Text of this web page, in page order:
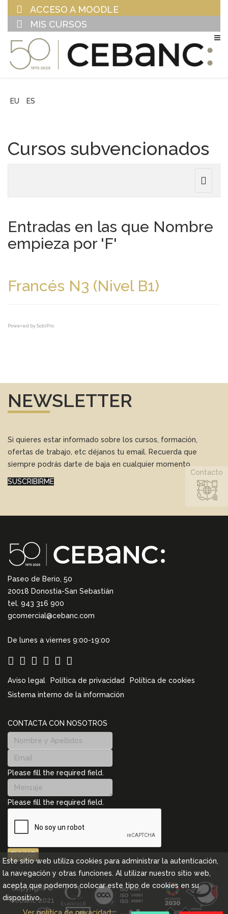
ACCESO A MOODLE
MIS CURSOS
EU ES
Cursos subvencionados
Toggle
Entradas en las que Nombre
empieza por 'F'
Francés N3 (Nivel B1)
Powered by SobiPro
NEWSLETTER
Si quieres estar informado sobre los cursos, formación,
ofertas de trabajo, etc déjanos tu email. Recuerda que
siempre podrás darte de baja en cualquier momento.
SUSCRIBIRME
Paseo de Berio, 50
20018 Donostia-San Sebastián
tel. 943 316 900
gcomercial@cebanc.com
De lunes a viernes 9:00-19:00
Aviso legal Política de privacidad
Política de cookies
Sistema interno de la información
CONTACTA CON NOSOTROS
Please fill the required field.
Please fill the required field.
ENVIAR
Contacto
Copyright ©
Cebanc 2021
Este sitio web utiliza cookies para administrar la autenticación,
la navegación y otras funciones. Al utilizar nuestro sitio web,
acepta que podemos colocar este tipo de cookies en su
dispositivo.